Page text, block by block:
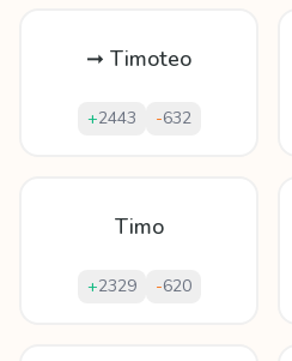
➞ Timoteo
+2443 -632
Timo
+2329 -620